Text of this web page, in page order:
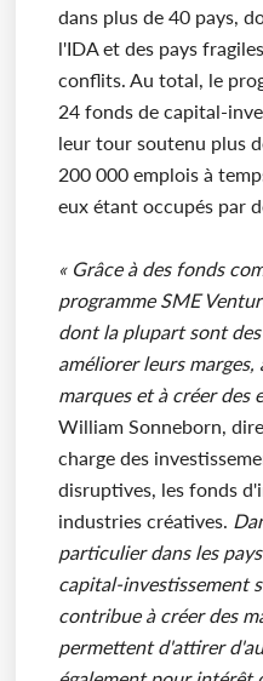
dans plus de 40 pays,
l'IDA et des pays
conflits. Au total, le
24 fonds de capital-
leur tour soutenu plus
200 000 emplois à
eux étant occupés par
« Grâce à des fonds
programme SME
dont la plupart sont
améliorer leurs
marques et à créer des
William Sonneborn,
charge des
disruptives, les fonds
industries créatives.
particulier dans les
capital-investissement
contribue à créer des
permettent d'attirer